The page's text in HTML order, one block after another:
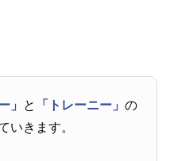
」 と 「トレーニー」の
いきます。